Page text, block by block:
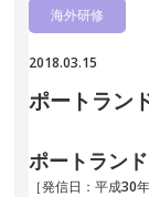
海外研修
2018.03.15
ポートラン
ポートラン
［発信日：平成30